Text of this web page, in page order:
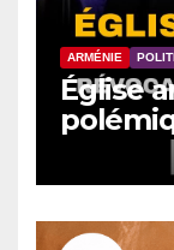
ARMÉNIE
Église